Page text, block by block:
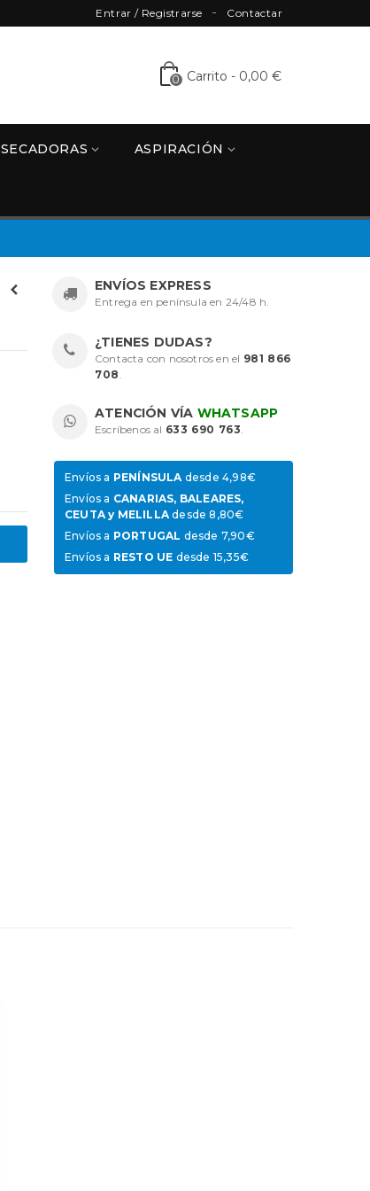
Contactar
Entrar / Registrarse
0 Carrito - 0,00 €
SECADORAS ASPIRACIÓN
ENVÍOS EXPRESS
Entrega en península en 24/48 h.
¿TIENES DUDAS?
Contacta con nosotros en el 981 866
708 .
ATENCIÓN VÍA WHATSAPP
Escríbenos al 633 690 763.
Envíos a PENÍNSULAdesde 4,98€
Envíos a CANARIAS, BALEARES,
CEUTA y MELILLAdesde 8,80€
Envíos a PORTUGAL desde 7,90€
Envíos a RESTO UE desde 15,35€